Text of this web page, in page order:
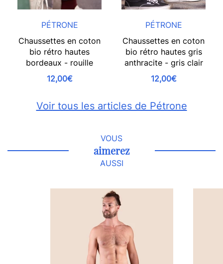
PÉTRONE
Chaussettes en coton
bio rétro hautes
bordeaux - rouille
12,00€
PÉTRONE
Chaussettes en coton
bio rétro hautes gris
anthracite - gris clair
12,00€
Voir tous les articles de Pétrone
VOUS
aimerez
AUSSI